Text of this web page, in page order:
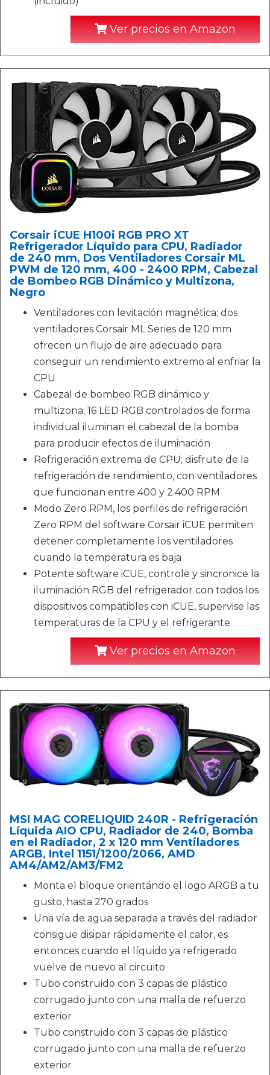
Ver precios en Amazon
Corsair iCUE H100i RGB PRO XT
Refrigerador Líquido para CPU, Radiador
de 240 mm, Dos Ventiladores Corsair ML
PWM de 120 mm, 400 - 2400 RPM, Cabezal
de Bombeo RGB Dinámico y Multizona,
Negro
Ventiladores con levitación magnética; dos
ventiladores Corsair ML Series de 120 mm
ofrecen un flujo de aire adecuado para
conseguir un rendimiento extremo al enfriar la
CPU
Cabezal de bombeo RGB dinámico y
multizona; 16 LED RGB controlados de forma
individual iluminan el cabezal de la bomba
para producir efectos de iluminación
Refrigeración extrema de CPU; disfrute de la
refrigeración de rendimiento, con ventiladores
que funcionan entre 400 y 2.400 RPM
Modo Zero RPM, los perfiles de refrigeración
Zero RPM del software Corsair iCUE permiten
detener completamente los ventiladores
cuando la temperatura es baja
Potente software iCUE, controle y sincronice la
iluminación RGB del refrigerador con todos los
dispositivos compatibles con iCUE, supervise las
temperaturas de la CPU y el refrigerante
Ver precios en Amazon
MSI MAG CORELIQUID 240R - Refrigeración
Líquida AIO CPU, Radiador de 240, Bomba
en el Radiador, 2 x 120 mm Ventiladores
ARGB, Intel 1151/1200/2066, AMD
AM4/AM2/AM3/FM2
Monta el bloque orientándo el logo ARGB a tu
gusto, hasta 270 grados
Una vía de agua separada a través del radiador
consigue disipar rápidamente el calor, es
entonces cuando el líquido ya refrigerado
vuelve de nuevo al circuito
Tubo construido con 3 capas de plástico
corrugado junto con una malla de refuerzo
exterior
Tubo construido con 3 capas de plástico
corrugado junto con una malla de refuerzo
exterior